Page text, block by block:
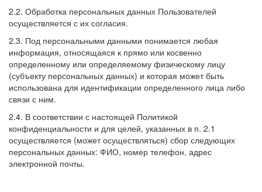
2.2. Обработка персональных данных Пользователей
осуществляется с их согласия.
2.3. Под персональными данными понимается любая
информация, относящаяся к прямо или косвенно
определенному или определяемому физическому лицу
(субъекту персональных данных) и которая может быть
использована для идентификации определенного лица либо
связи с ним.
2.4. В соответствии с настоящей Политикой
конфиденциальности и для целей, указанных в п. 2.1
осуществляется (может осуществляться) сбор следующих
персональных данных: ФИО, номер телефон, адрес
электронной почты.